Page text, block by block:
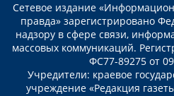
Сетевое издание
правда» зарегистрировано
надзору в сфере связи,
массовых коммуникаций.
ФС77-89275 от
Учредители: краевое
учреждение «Редакция